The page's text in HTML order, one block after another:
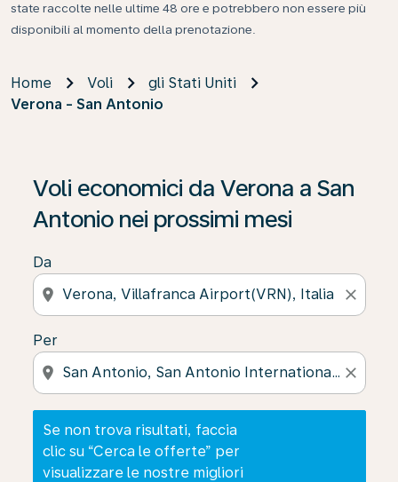
state raccolte nelle ultime 48 ore e potrebbero non essere più
disponibili al momento della prenotazione.
Home Voli
gli Stati Uniti
Verona - San Antonio
Voli economici da Verona a San
Antonio nei prossimi mesi
Da
location_on close
Per
location_on close
Se non trova risultati, faccia
clic su “Cerca le offerte” per
visualizzare le nostre migliori
Se non trova risultati, faccia clic su “Cerca le offerte”